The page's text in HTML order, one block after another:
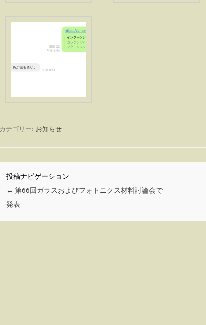
カテゴリー: お知らせ
投稿ナビゲーション
← 第66回ガラスおよびフォトニクス材料討論会で
発表